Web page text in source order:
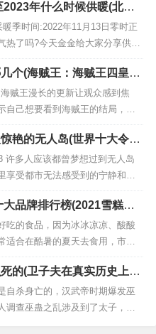
军事。由此，因为曾担任司空这
也被称之为曹司空。对于司空这
时期，将御史大夫改为大司空。
太尉、司徒并称为...
年什么时候供暖(北京2
季时间什么时候开始)
暖季时间:2022年11月13日零时正
热了吗?今天金金给大家分享供暖
可以自行判断、处理简单问
舰旗哥一起来了解一下吧。 关键
采暖季时间 一、北京2022-2023
供暖是从2022年1...
个(海贼王：海贼王四皇分
贼王漫长的更新让观众感到焦
自己想要看到海贼王的结局，同
王真的迎来结局。 01 四皇 四皇
于实力强大的海贼的一个称呼，
，目前能够有拥有这一个好好的人
红发香克斯、百兽凯多、大妈玲
艳的无人岛(世界十大令人
榜)
许多人应该都曾梦想过到无人岛
享受都市无法感受到的宁静和天
天就由小编来为大家好好介绍一
艳的无人岛，快来看看吧，感受
往的岛屿。 世界十大令人惊艳的
夫群岛 2、新西兰奥克兰群岛
特帕雷...
品牌排行榜(2021雪糕十
八喜上榜)
吃的食品，因为冰冰凉凉、酸酸
适合在酷暑的夏天去食用，市面
味非常多，巧克力、牛奶、水果
你最喜欢吃什么口味的雪糕呢，
大家带来的是2021雪糕十大品牌
趣的一起来看看吧~ 2021雪糕十
的(卫子夫在真实历史上是
自杀身亡的，汉武帝时期爆发巫
调查巫蛊之乱涉及到了太子，太